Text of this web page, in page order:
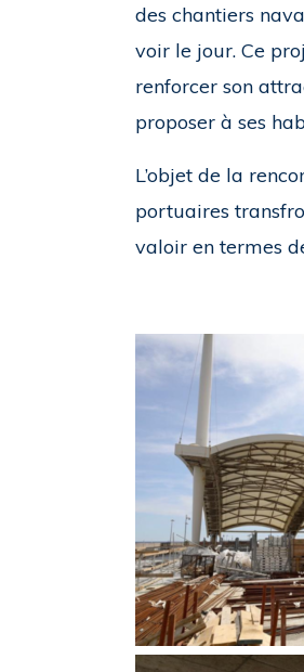
des chantiers
voir le jour. Ce
renforcer son
proposer à ses
L’objet de la
portuaires
valoir en termes